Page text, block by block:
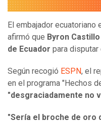
El embajador ecuatoriano
afirmó que Byron Castillo
de Ecuador para disputar
Según recogió ESPN, el
en el programa "Hechos
"desgraciadamente no
"Sería el broche de oro